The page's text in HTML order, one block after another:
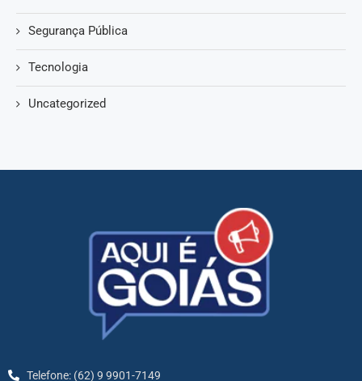
Segurança Pública
Tecnologia
Uncategorized
Telefone: (62) 9 9901-7149